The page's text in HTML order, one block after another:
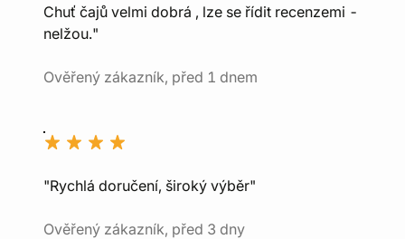
Chuť čajů velmi dobrá , lze se řídit recenzemi -
nelžou."
Ověřený zákazník, před 1 dnem
"Rychlá doručení, široký výběr"
Ověřený zákazník, před 3 dny